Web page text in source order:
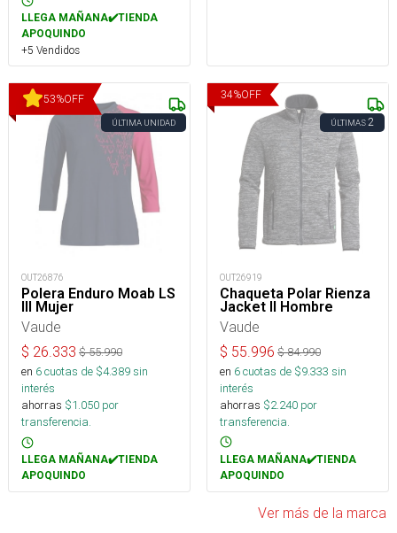
LLEGA MAÑANA✔️TIENDA
APOQUINDO
+5 Vendidos
53%OFF
ÚLTIMA UNIDAD
OUT26876
Polera Enduro Moab LS
III Mujer
Vaude
$ 26.333 $55.990
en 6cuotas de $4.389sin
interés
ahorras $1.050 por
transferencia.
LLEGA MAÑANA✔️TIENDA
APOQUINDO
34%OFF
ÚLTIMAS2
OUT26919
Chaqueta Polar Rienza
Jacket II Hombre
Vaude
$ 55.996 $84.990
en 6cuotas de $9.333 sin
interés
ahorras $2.240 por
transferencia.
LLEGA MAÑANA✔️TIENDA
APOQUINDO
Ver más de la marca